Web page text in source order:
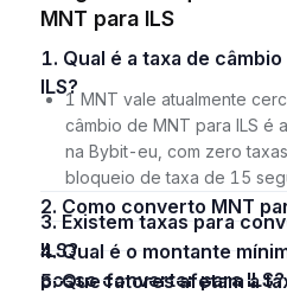
MNT para ILS
1. Qual é a taxa de câmbio atual de MNT para
ILS?
1 MNT vale atualmente
câmbio de MNT para ILS é
na Bybit-eu, com zero
bloqueio de taxa de 15
2. Como converto MNT
3. Existem taxas para converter MNT para
ILS?
4. Qual é o montante mínimo de MNT que
posso converter para ILS?
5. Que fatores afetam a taxa de câmbio de